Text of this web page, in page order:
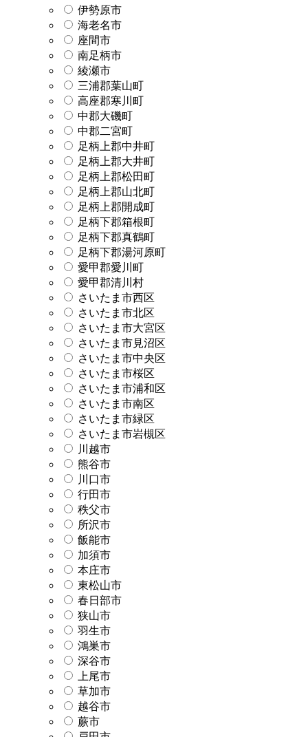
伊勢原市
海老名市
座間市
南足柄市
綾瀬市
三浦郡葉山町
高座郡寒川町
中郡大磯町
中郡二宮町
足柄上郡中井町
足柄上郡大井町
足柄上郡松田町
足柄上郡山北町
足柄上郡開成町
足柄下郡箱根町
足柄下郡真鶴町
足柄下郡湯河原町
愛甲郡愛川町
愛甲郡清川村
さいたま市西区
さいたま市北区
さいたま市大宮区
さいたま市見沼区
さいたま市中央区
さいたま市桜区
さいたま市浦和区
さいたま市南区
さいたま市緑区
さいたま市岩槻区
川越市
熊谷市
川口市
行田市
秩父市
所沢市
飯能市
加須市
本庄市
東松山市
春日部市
狭山市
羽生市
鴻巣市
深谷市
上尾市
草加市
越谷市
蕨市